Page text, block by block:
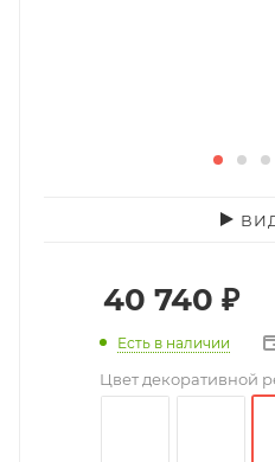
40 740 ₽
Есть в наличии
Цвет декоративной